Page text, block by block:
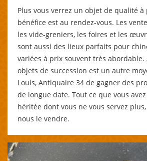
Plus vous verrez un objet de qualité
bénéfice est au rendez-vous. Les
les vide-greniers, les foires et les
sont aussi des lieux parfaits pour
variées à prix souvent très abordable.
objets de succession est un autre
Louis, Antiquaire 34 de gagner des
de longue date. Tout ce que vous avez
héritée dont vous ne vous servez
nous le vendre.